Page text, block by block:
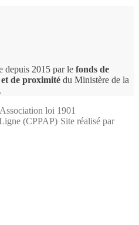
depuis 2015 par le fonds de
de proximité du Ministère de la
loi 1901
(CPPAP)·Site réalisé par